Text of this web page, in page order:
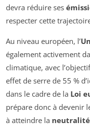
devra réduire ses
respecter cette
Au niveau européen, l’
également activement
climatique, avec
effet de serre de 55 %
dans le cadre de la Loi
prépare donc à devenir
à atteindre la